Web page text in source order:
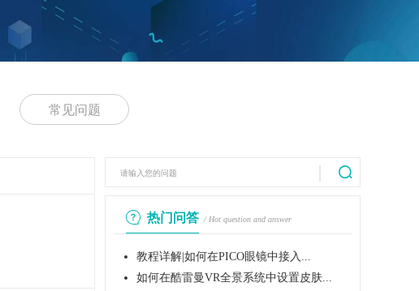
常见问题
热门问答 / Hot question and answer
教程详解|如何在PICO眼镜中接入...
如何在酷雷曼VR全景系统中设置皮肤...